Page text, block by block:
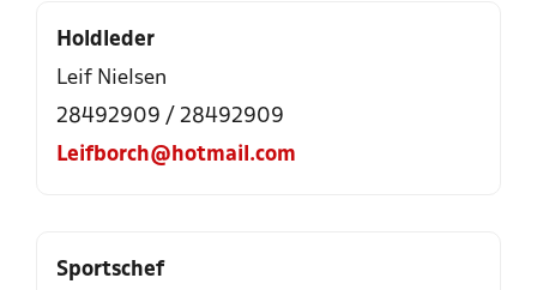
Holdleder
Leif Nielsen
28492909 / 28492909
Leifborch@hotmail.com
Sportschef